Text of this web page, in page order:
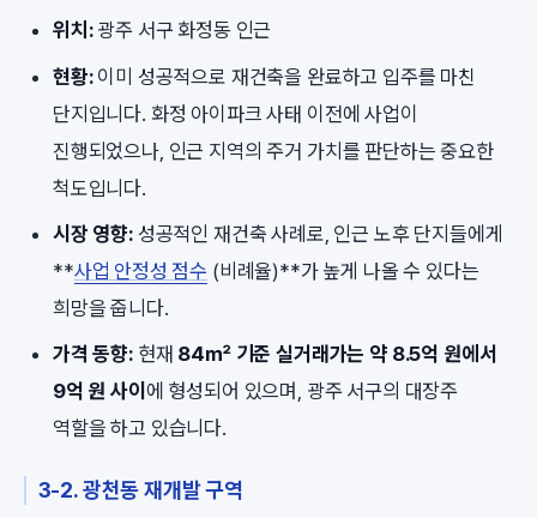
위치:광주 서구 화정동 인근
현황:이미 성공적으로 재건축을 완료하고 입주를 마친
단지입니다. 화정 아이파크 사태 이전에 사업이
진행되었으나, 인근 지역의 주거 가치를 판단하는 중요한
척도입니다.
시장 영향:성공적인 재건축 사례로, 인근 노후 단지들에게
**사업 안정성 점수 (비례율)**가 높게 나올 수 있다는
희망을 줍니다.
가격 동향:현재 84㎡ 기준 실거래가는 약 8.5억 원에서
9억 원 사이 에 형성되어 있으며, 광주 서구의 대장주
역할을 하고 있습니다.
3-2. 광천동 재개발 구역